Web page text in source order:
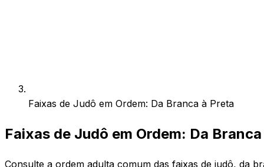
Faixas de Judô em Ordem: Da Branca à Preta
Faixas de Judô em Ordem: Da
Consulte a ordem adulta comum das faixas de judô, da